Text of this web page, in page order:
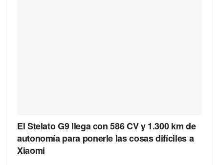
El Stelato G9 llega con 586 CV y 1.300 km de
autonomía para ponerle las cosas difíciles a
Xiaomi